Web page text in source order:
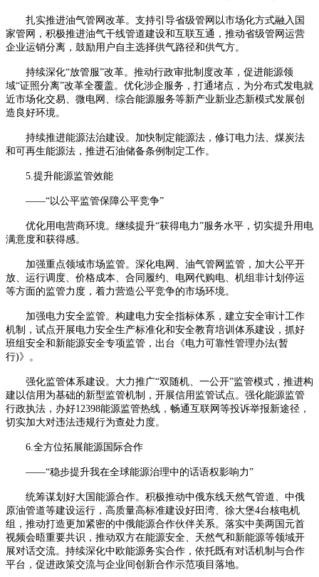
扎实推进油气管网改革。支持引导省级管网以市场化方式融入国
家管网，积极推进油气干线管道建设和互联互通，推动省级管网运营
企业运销分离，鼓励用户自主选择供气路径和供气方。
持续深化“放管服”改革。推动行政审批制度改革，促进能源领
域“证照分离”改革全覆盖。优化涉企服务，打通堵点，为分布式发电就
近市场化交易、微电网、综合能源服务等新产业新业态新模式发展创
造良好环境。
持续推进能源法治建设。加快制定能源法，修订电力法、煤炭法
和可再生能源法，推进石油储备条例制定工作。
5.提升能源监管效能
——“以公平监管保障公平竞争”
优化用电营商环境。继续提升“获得电力”服务水平，切实提升用电
满意度和获得感。
加强重点领域市场监管。深化电网、油气管网监管，加大公平开
放、运行调度、价格成本、合同履约、电网代购电、机组非计划停运
等方面的监管力度，着力营造公平竞争的市场环境。
加强电力安全监管。构建电力安全指标体系，建立安全审计工作
机制，试点开展电力安全生产标准化和安全教育培训体系建设，抓好
班组安全和新能源安全专项监管，出台《电力可靠性管理办法(暂
行)》。
强化监管体系建设。大力推广“双随机、一公开”监管模式，推进构
建以信用为基础的新型监管机制，开展信用监管试点。强化能源监管
行政执法，办好12398能源监管热线，畅通互联网等投诉举报新途径，
切实加大对违法违规行为查处力度。
6.全方位拓展能源国际合作
——“稳步提升我在全球能源治理中的话语权影响力”
统筹谋划好大国能源合作。积极推动中俄东线天然气管道、中俄
原油管道等建设运行，高质量高标准建设好田湾、徐大堡4台核电机
组，推动打造更加紧密的中俄能源合作伙伴关系。落实中美两国元首
视频会晤重要共识，推动双方在能源安全、天然气和新能源等领域开
展对话交流。持续深化中欧能源务实合作，依托既有对话机制与合作
平台，促进政策交流与企业间创新合作示范项目落地。